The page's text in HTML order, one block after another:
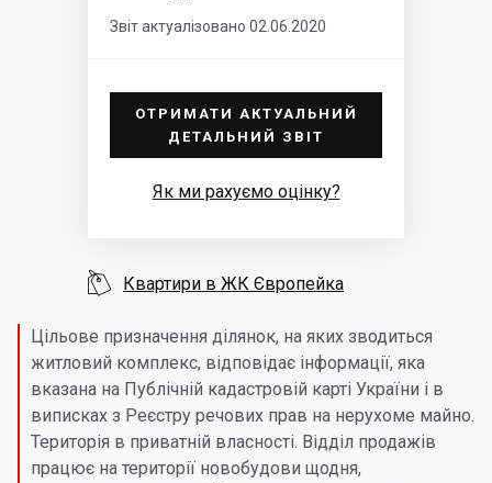
Цільове призначення ділянок, на яких зводиться
житловий комплекс, відповідає інформації, яка
вказана на Публічній кадастровій карті України і в
виписках з Реєстру речових прав на нерухоме майно.
Територія в приватній власності. Відділ продажів
працює на території новобудови щодня,
Звіт актуалізовано 02.06.2020
ОТРИМАТИ АКТУАЛЬНИЙ
ДЕТАЛЬНИЙ ЗВІТ
Як ми рахуємо оцінку?
 Квартири в ЖК Європейка